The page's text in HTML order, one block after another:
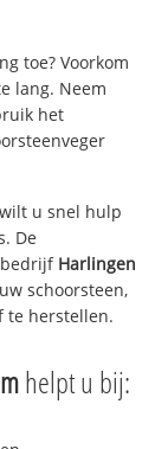
toe? Voorkom
lang. Neem
het
u snel hulp
De
Harlingen
schoorsteen,
te herstellen.
helpt u bij: